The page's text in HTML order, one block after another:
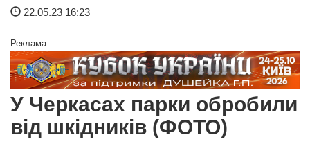
22.05.23 16:23
Реклама
У Черкасах парки обробили
від шкідників (ФОТО)